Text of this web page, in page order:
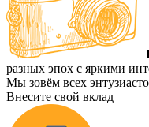
разных эпох с яркими
Мы зовём всех
Внесите свой вклад